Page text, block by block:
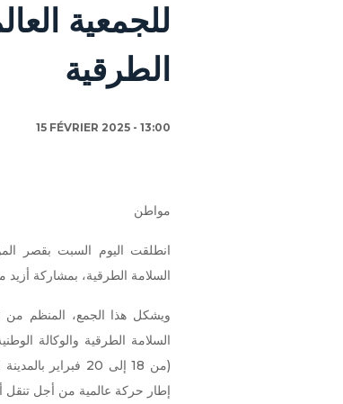
للجمعية
الطرقية
15 FÉVRIER 2025 - 13:00
مواطن
انطلقت اليوم السبت بقصر
السلامة الطرقية، بمشاركة أزيد من 200 شاب يمثلون 130
ويشكل هذا الجمع، المنظم
السلامة الطرقية والوكالة
(من 18 إلى 20
إطار حركة عالمية من أجل تنقل